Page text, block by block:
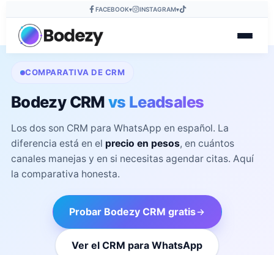
FACEBOOK▾ INSTAGRAM▾
COMPARATIVA DE CRM
Bodezy CRMvs Leadsales
Los dos son CRM para WhatsApp en español. La
diferencia está en el precio en pesos, en cuántos
canales manejas y en si necesitas agendar citas. Aquí
la comparativa honesta.
Probar Bodezy CRM gratis
Ver el CRM para WhatsApp